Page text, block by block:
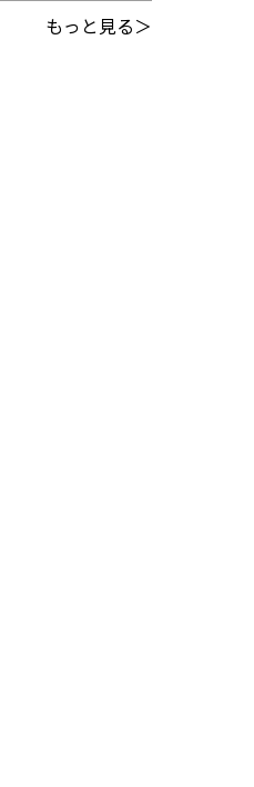
もっと見る＞